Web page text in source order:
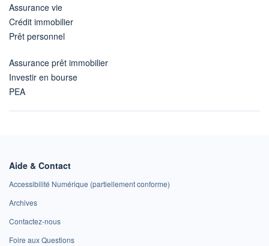
Assurance vie
Crédit immobilier
Prêt personnel
Assurance prêt immobilier
Investir en bourse
PEA
Aide & Contact
Accessibilité Numérique (partiellement conforme)
Archives
Contactez-nous
Foire aux Questions